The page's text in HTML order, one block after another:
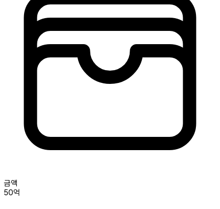
금액
50억